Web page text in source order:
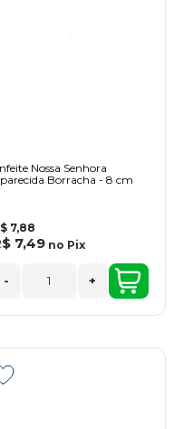
Nossa Senhora
Borracha - 8 cm
7,88
7,49 no Pix
- +